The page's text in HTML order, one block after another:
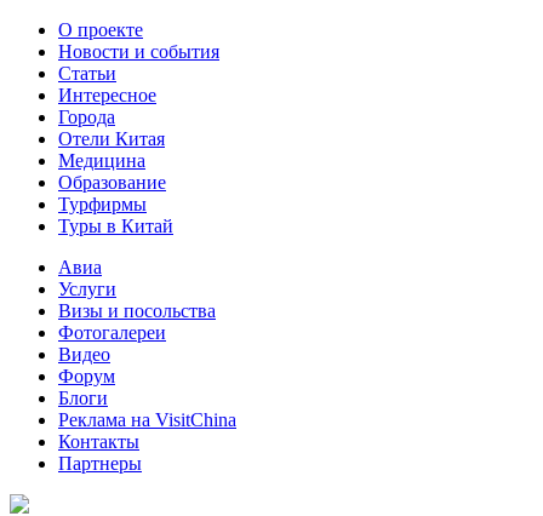
О проекте
Новости и события
Статьи
Интересное
Города
Отели Китая
Медицина
Образование
Турфирмы
Туры в Китай
Авиа
Услуги
Визы и посольства
Фотогалереи
Видео
Форум
Блоги
Реклама на VisitChina
Контакты
Партнеры